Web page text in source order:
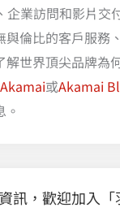
企業訪問和影片交
與倫比的客戶服務
解世界頂尖品牌為
Akamai或Akamai
訊，歡迎加入